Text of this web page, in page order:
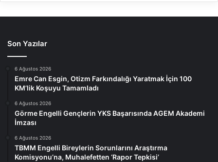
Son Yazılar
6 Ağustos 2026
Emre Can Esgin, Otizm Farkındalığı Yaratmak İçin 100
KM’lik Koşuyu Tamamladı
6 Ağustos 2026
Görme Engelli Gençlerin YKS Başarısında AGEM Akademi
İmzası
6 Ağustos 2026
TBMM Engelli Bireylerin Sorunlarını Araştırma
Komisyonu’na, Muhalefetten ‘Rapor Tepkisi’